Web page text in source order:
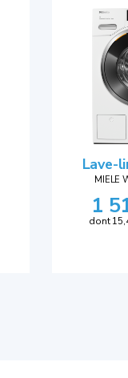
Lave-
MIELE
1
dont